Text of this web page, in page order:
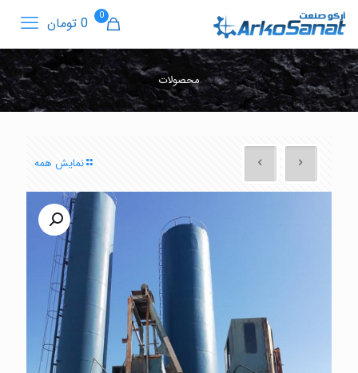
0 0 تومان
محصولات
نمایش همه